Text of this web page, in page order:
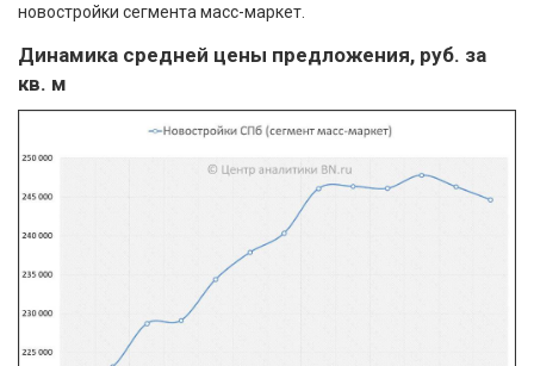
новостройки сегмента масс-маркет.
Динамика средней цены предложения, руб. за
кв. м